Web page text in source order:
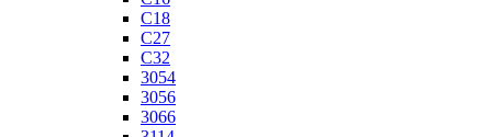
C18
C27
C32
3054
3056
3066